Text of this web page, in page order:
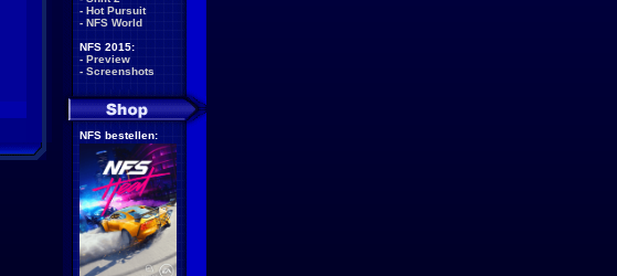
- Hot Pursuit
- NFS World
NFS 2015:
- Preview
- Screenshots
NFS bestellen: